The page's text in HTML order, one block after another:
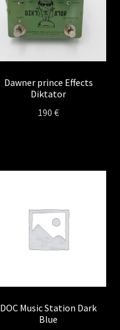
Dawner prince Effects
Diktator
190€
DOC Music Station Dark
Blue